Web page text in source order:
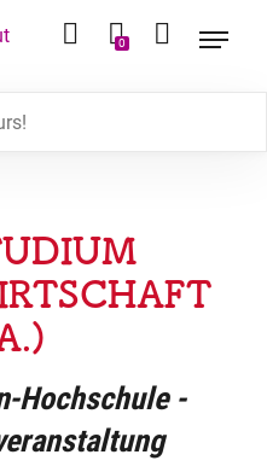
0
Hochschule -